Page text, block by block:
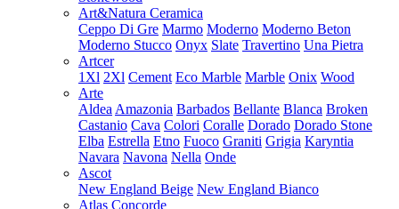
Art&Natura Ceramica
Ceppo Di Gre Marmo Moderno Moderno Beton
Moderno Stucco Onyx Slate Travertino Una Pietra
Artcer
1Xl 2Xl Cement Eco Marble Marble Onix Wood
Arte
Aldea Amazonia Barbados Bellante Blanca Broken
Castanio Cava Colori Coralle Dorado Dorado Stone
Elba Estrella Etno Fuoco Graniti Grigia Karyntia
Navara Navona Nella Onde
Ascot
New England Beige New England Bianco
Atlas Concorde